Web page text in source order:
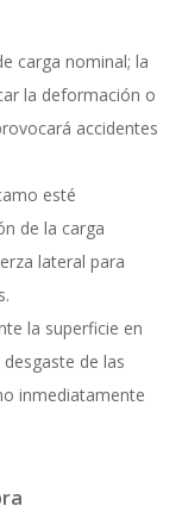
carga nominal; la
la deformación o
accidentes
esté
de la carga
lateral para
la superficie en
de las
inmediatamente